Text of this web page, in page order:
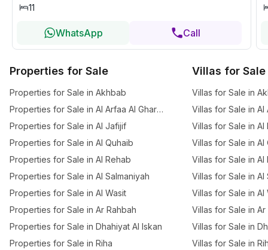
11
WhatsApp Call
Properties for Sale
Properties for Sale in Akhbab
Properties for Sale in Al Arfaa Al Gharbia
Properties for Sale in Al Jafijif
Properties for Sale in Al Quhaib
Properties for Sale in Al Rehab
Properties for Sale in Al Salmaniyah
Properties for Sale in Al Wasit
Properties for Sale in Ar Rahbah
Properties for Sale in Dhahiyat Al Iskan
Properties for Sale in Riha
Villas for Sale
Villas for Sale in
Villas for Sale in Al
Villas for Sale in Al
Villas for Sale in Al
Villas for Sale in Al
Villas for Sale in Al
Villas for Sale in Al
Villas for Sale in Ar
Villas for Sale in
Villas for Sale in